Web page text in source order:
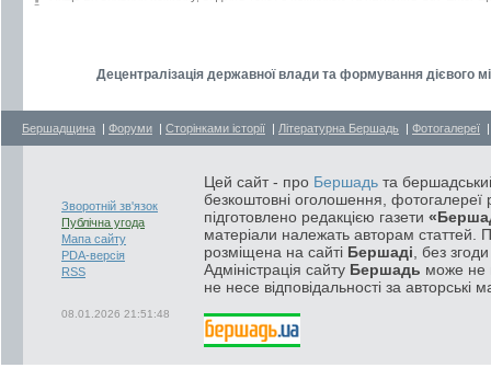
Децентралізація державної влади та формування дієвого
Бершадщина | Форуми | Сторінками історії | Літературна Бершадь | Фотогалереї
Зворотній зв'язок
Публічна угода
Мапа сайту
PDA-версія
RSS
08.01.2026 21:51:48
Цей сайт - про Бершадь та
безкоштовні оголошення, фотогалереї
підготовлено редакцією газети
матеріали належать авторам статтей.
розміщена на сайті Бершаді , без
Адміністрація сайту Бершадь може не
не несе відповідальності за авторські